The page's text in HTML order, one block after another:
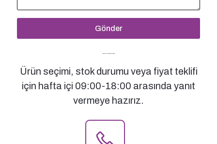
Gönder
Bizimle İletişime Geçin
Ürün seçimi, stok durumu veya fiyat teklifi
için hafta içi 09:00-18:00 arasında yanıt
vermeye hazırız.